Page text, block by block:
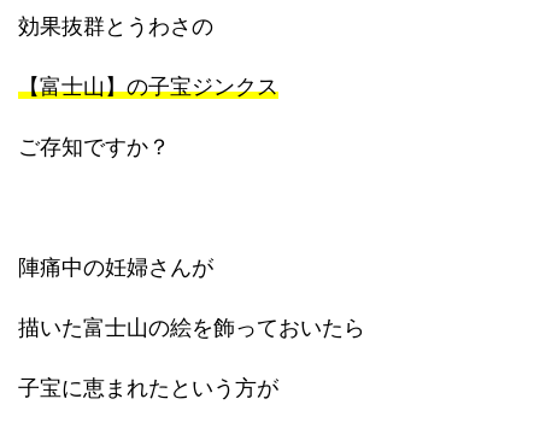
効果抜群とうわさの
【富士山】の子宝ジンクス
ご存知ですか？
陣痛中の妊婦さんが
描いた富士山の絵を飾っておいたら
子宝に恵まれたという方が